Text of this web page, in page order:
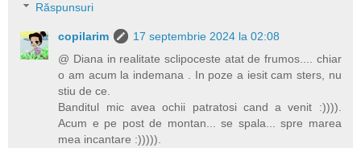
Răspunsuri
copilarim
17 septembrie 2024 la 02:08
@ Diana in realitate sclipoceste atat de frumos.... chiar
o am acum la indemana . In poze a iesit cam sters, nu
stiu de ce.
Banditul mic avea ochii patratosi cand a venit :)))).
Acum e pe post de montan... se spala... spre marea
mea incantare :))))).